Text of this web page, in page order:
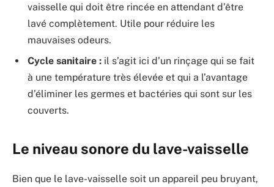
vaisselle qui doit être rincée en attendant d’être
lavé complètement. Utile pour réduire les
mauvaises odeurs.
Cycle sanitaire : il s’agit ici d’un rinçage qui se fait
à une température très élevée et qui a l’avantage
d’éliminer les germes et bactéries qui sont sur les
couverts.
Le niveau sonore du lave-vaisselle
Bien que le lave-vaisselle soit un appareil peu bruyant,